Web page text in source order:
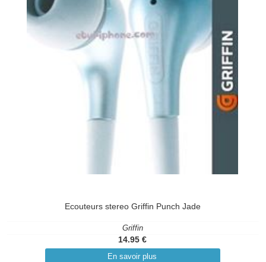
Ecouteurs stereo Griffin Punch Jade
Griffin
14.95 €
En savoir plus